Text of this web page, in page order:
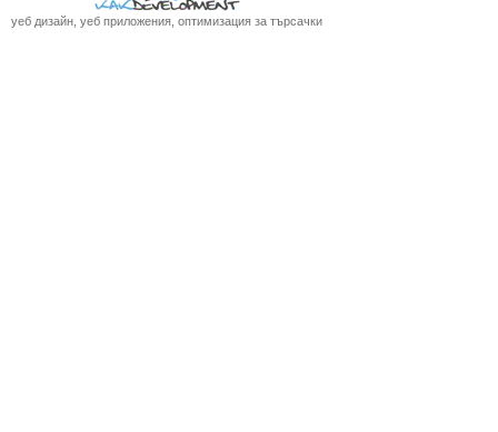
уеб дизайн, уеб приложения, оптимизация за търсачки